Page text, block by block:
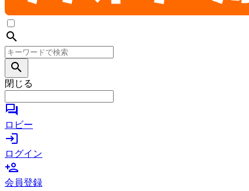
search
search
閉じる
forum
ロビー
login
ログイン
person_add
会員登録